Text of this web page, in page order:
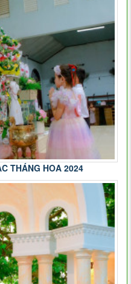
THÁNG HOA 2024